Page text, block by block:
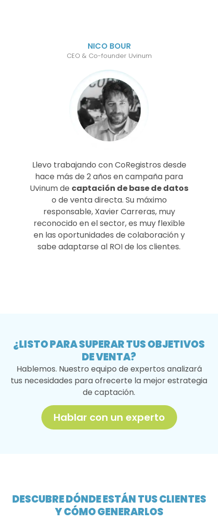
NICO BOUR
CEO & Co-founder Uvinum
Llevo trabajando con CoRegistros desde
hace más de 2 años en campaña para
Uvinum de captación de base de datos
o de venta directa. Su máximo
responsable, Xavier Carreras, muy
reconocido en el sector, es muy flexible
en las oportunidades de colaboración y
sabe adaptarse al ROI de los clientes.
¿LISTO PARA SUPERAR TUS OBJETIVOS
DE VENTA?
Hablemos. Nuestro equipo de expertos analizará
tus necesidades para ofrecerte la mejor estrategia
de captación.
Hablar con un experto
DESCUBRE DÓNDE ESTÁN TUS CLIENTES
Y CÓMO GENERARLOS